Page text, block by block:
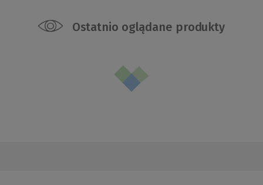
Ostatnio oglądane produkty